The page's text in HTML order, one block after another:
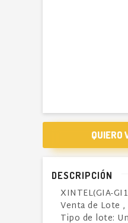
QUIERO
DESCRIPCIÓN
XINTEL(GIA-
Venta de Lote ,
Tipo de lote: